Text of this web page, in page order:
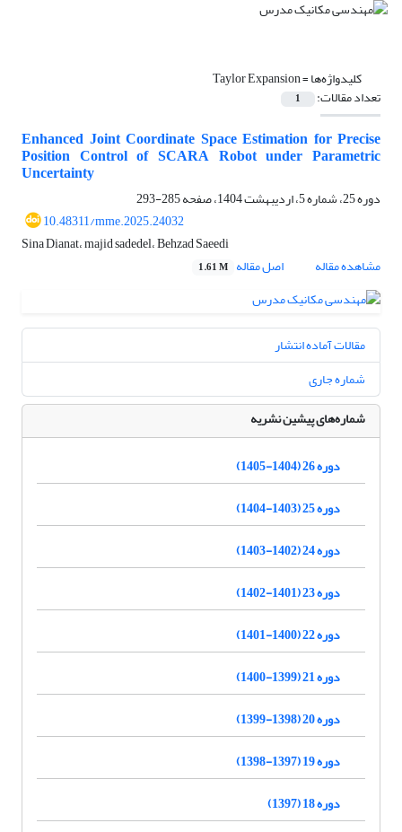
کلیدواژه‌ها =Taylor Expansion
تعداد مقالات: 1
Enhanced Joint Coordinate Space Estimation for Precise
Position Control of SCARA Robot under Parametric
Uncertainty
دوره 25، شماره 5، اردیبهشت 1404، صفحه
285-293
10.48311/mme.2025.24032
Sina Dianat، majid sadedel، Behzad Saeedi
مشاهده مقاله
اصل مقاله 1.61 M
مقالات آماده انتشار
شماره جاری
شماره‌های پیشین نشریه
دوره 26 (1404-1405)
دوره 25 (1403-1404)
دوره 24 (1402-1403)
دوره 23 (1401-1402)
دوره 22 (1400-1401)
دوره 21 (1399-1400)
دوره 20 (1398-1399)
دوره 19 (1397-1398)
دوره 18 (1397)